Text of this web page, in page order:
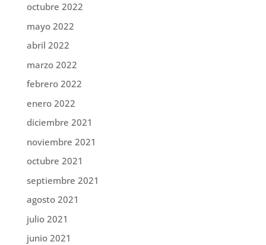
octubre 2022
mayo 2022
abril 2022
marzo 2022
febrero 2022
enero 2022
diciembre 2021
noviembre 2021
octubre 2021
septiembre 2021
agosto 2021
julio 2021
junio 2021